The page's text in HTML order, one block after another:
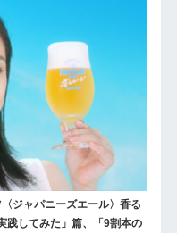
ジャパニーズエール〉香る
践してみた」篇、「9割本の